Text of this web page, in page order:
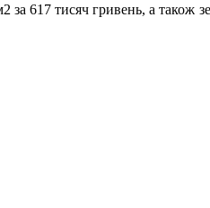
617 тисяч гривень, а також